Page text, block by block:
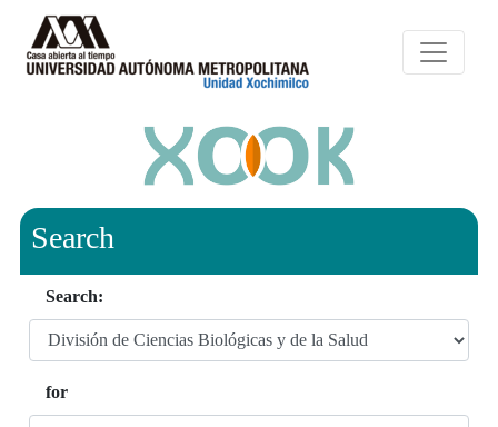
Search
Search:
for